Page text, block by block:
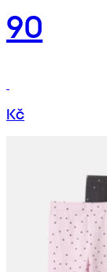
90
Kč